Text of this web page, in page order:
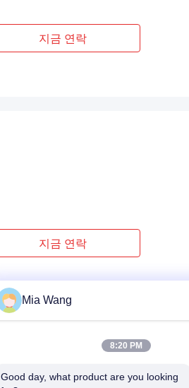
지금 연락
지금 연락
Mia Wang
8:20 PM
Good day, what product are you looking